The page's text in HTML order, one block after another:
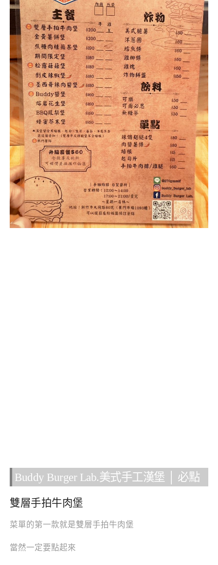
Buddy Burger Lab.美式手工漢堡 │ 必點
雙層手拍牛肉堡
菜單的第一款就是雙層手拍牛肉堡
當然一定要點起來